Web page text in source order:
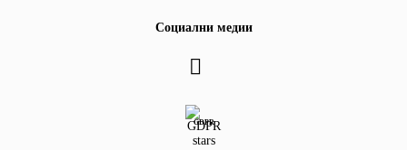
Социални медии
GDPR